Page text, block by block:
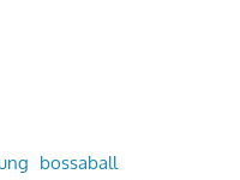
bossaball